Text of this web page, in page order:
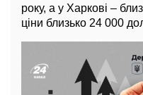
року, а у Харкові –
ціни близько 24 000